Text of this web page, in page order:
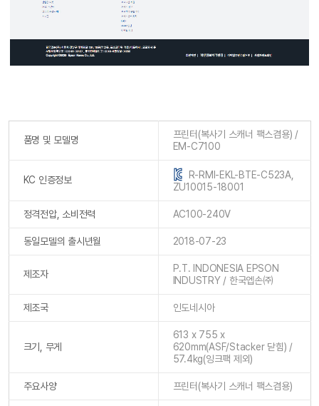
품명 및 모델명
프린터(복사기 스캐너 팩스겸용) /
EM-C7100
KC 인증정보
R-RMI-EKL-BTE-C523A,
ZU10015-18001
정격전압, 소비전력 AC100-240V
동일모델의 출시년월 2018-07-23
제조자
P.T. INDONESIA EPSON
INDUSTRY / 한국엡손㈜
제조국 인도네시아
크기, 무게
613 x 755 x
620mm(ASF/Stacker 닫힘) /
57.4kg(잉크팩 제외)
주요사양 프린터(복사기 스캐너 팩스겸용)